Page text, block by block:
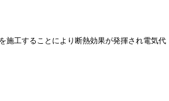
施工することにより断熱効果が発揮され電気代